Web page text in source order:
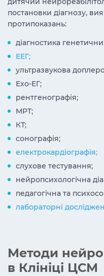
постановки діагнозу,
протипоказань:
діагностика
ЕЕГ;
ультразвукова
Ехо-ЕГ;
рентгенографія;
МРТ;
КТ;
сонографія;
електрокардіографія;
слухове тестування;
нейропсихологічна
педагогічна та
лабораторні
Методи
в Клініці ЦСМ